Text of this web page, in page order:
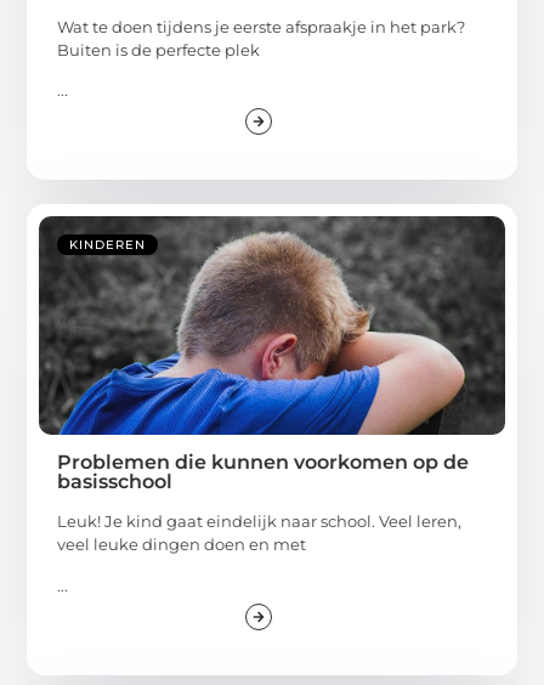
Wat te doen tijdens je eerste afspraakje in het park?
Buiten is de perfecte plek
...
KINDEREN
Problemen die kunnen voorkomen op de
basisschool
Leuk! Je kind gaat eindelijk naar school. Veel leren,
veel leuke dingen doen en met
...